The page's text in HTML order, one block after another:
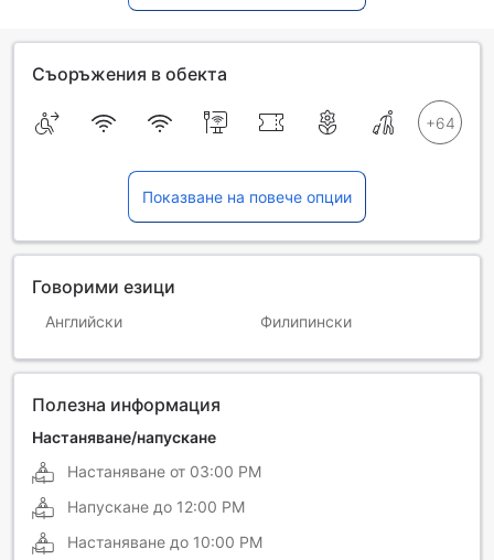
Съоръжения в обекта
Показване на повече опции
Говорими езици
Английски Филипински
Полезна информация
Настаняване/напускане
Настаняване от 03:00 PM
Напускане до 12:00 PM
Настаняване до 10:00 PM